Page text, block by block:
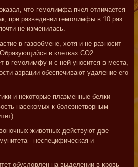
что гемолимфа пчел отличается
при разведении гемолимфы в 10 раз
не изменилась.
в газообмене, хотя и не разносит
в клетках СО2
в гемолимфу и с ней уносится в места,
аэрации обеспечивают удаление его
и некоторые плазменные белки
насекомых к болезнетворным
животных действуют две
- неспецифическая и
обусловлен на выделении в кровь